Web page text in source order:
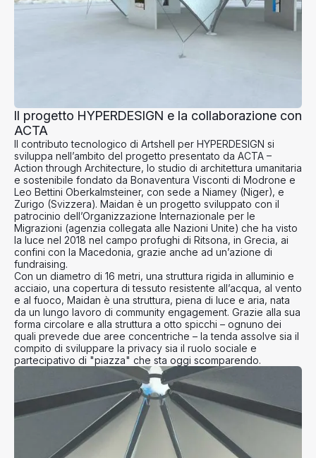
Il progetto HYPERDESIGN e la collaborazione con
ACTA
Il contributo tecnologico di Artshell per HYPERDESIGN si
sviluppa nell’ambito del progetto presentato da ACTA –
Action through Architecture, lo studio di architettura umanitaria
e sostenibile fondato da Bonaventura Visconti di Modrone e
Leo Bettini Oberkalmsteiner, con sede a Niamey (Niger), e
Zurigo (Svizzera). Maidan è un progetto sviluppato con il
patrocinio dell’Organizzazione Internazionale per le
Migrazioni (agenzia collegata alle Nazioni Unite) che ha visto
la luce nel 2018 nel campo profughi di Ritsona, in Grecia, ai
confini con la Macedonia, grazie anche ad un’azione di
fundraising.
Con un diametro di 16 metri, una struttura rigida in alluminio e
acciaio, una copertura di tessuto resistente all’acqua, al vento
e al fuoco, Maidan è una struttura, piena di luce e aria, nata
da un lungo lavoro di community engagement. Grazie alla sua
forma circolare e alla struttura a otto spicchi – ognuno dei
quali prevede due aree concentriche – la tenda assolve sia il
compito di sviluppare la privacy sia il ruolo sociale e
partecipativo di "piazza" che sta oggi scomparendo.